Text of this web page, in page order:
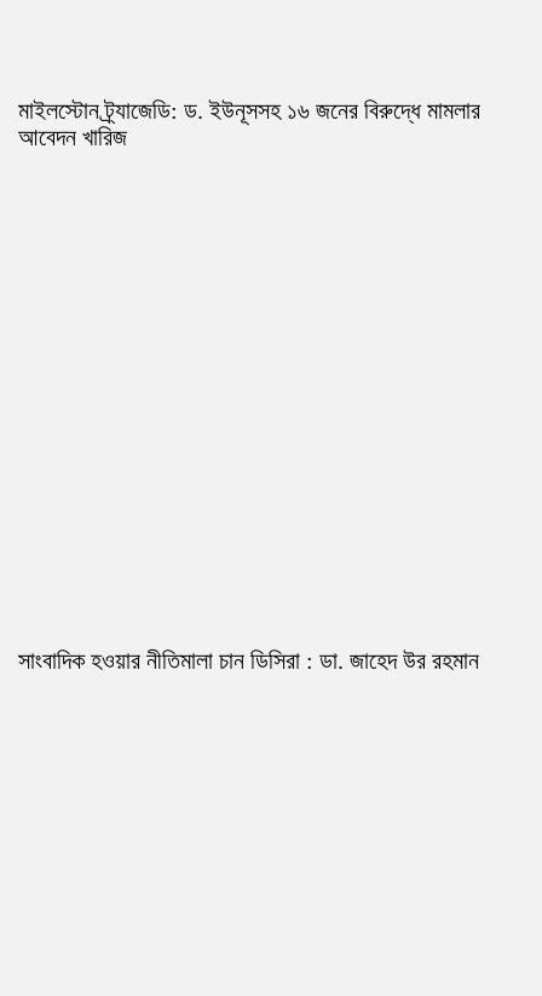
মাইলস্টোন ট্র্যাজেডি: ড. ইউনূসসহ ১৬ জনের বিরুদ্ধে মামলার
আবেদন খারিজ
সাংবাদিক হওয়ার নীতিমালা চান ডিসিরা : ডা. জাহেদ উর রহমান